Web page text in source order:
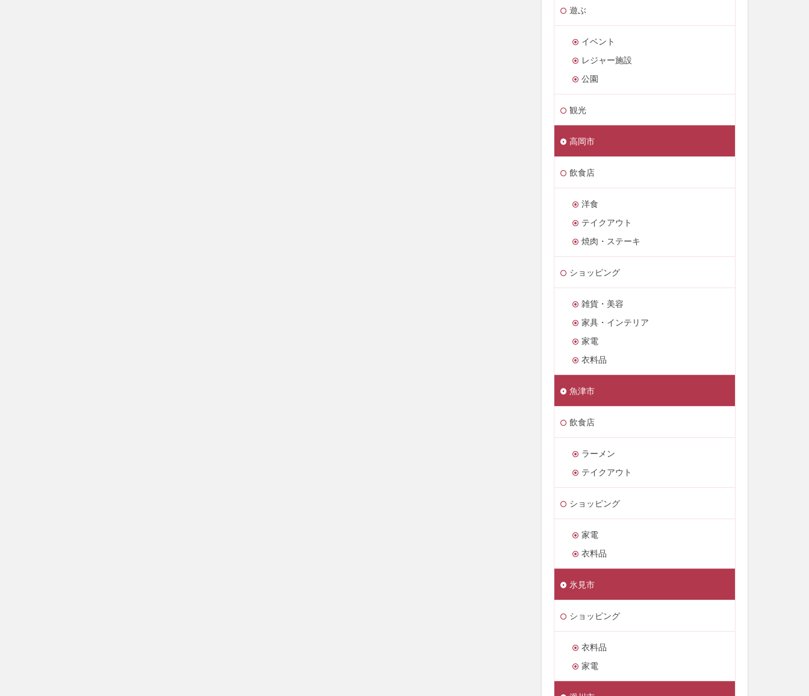
遊ぶ
イベント
レジャー施設
公園
観光
高岡市
飲食店
洋食
テイクアウト
焼肉・ステーキ
ショッピング
雑貨・美容
家具・インテリア
家電
衣料品
魚津市
飲食店
ラーメン
テイクアウト
ショッピング
家電
衣料品
氷見市
ショッピング
衣料品
家電